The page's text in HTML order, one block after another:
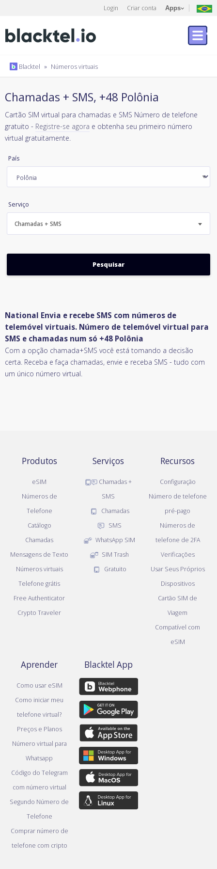
Login Criar conta Apps
Blacktel » Números virtuais
Chamadas + SMS, +48 Polônia
Cartão SIM virtual para chamadas e SMS Número de telefone
gratuito - Registre-se agora e obtenha seu primeiro número
virtual gratuitamente.
País
Serviço
Chamadas + SMS
National Envia e recebe SMS com números de
telemóvel virtuais. Número de telemóvel virtual para
SMS e chamadas num só +48 Polônia
Com a opção chamada+SMS você está tomando a decisão
certa. Receba e faça chamadas, envie e receba SMS - tudo com
um único número virtual.
Produtos
eSIM
Números de
Telefone
Catálogo
Chamadas
Mensagens de Texto
Números virtuais
Telefone grátis
Free Authenticator
Crypto Traveler
Serviços
Chamadas +
SMS
Chamadas
SMS
WhatsApp SIM
SIM Trash
Gratuito
Recursos
Configuração
Número de telefone
pré-pago
Números de
telefone de 2FA
Verificações
Usar Seus Próprios
Dispositivos
Cartão SIM de
Viagem
Compatível com
eSIM
Aprender
Como usar eSIM
Como iniciar meu
telefone virtual?
Preços e Planos
Número virtual para
Whatsapp
Código do Telegram
com número virtual
Segundo Número de
Telefone
Comprar número de
telefone com cripto
Blacktel App